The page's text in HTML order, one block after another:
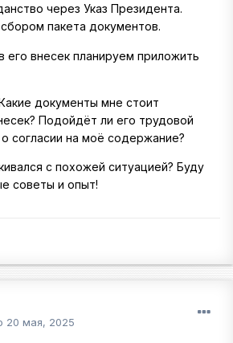
через Указ Президента.
пакета документов.
его внесек планируем приложить
документы мне стоит
Подойдёт ли его трудовой
согласии на моё содержание?
с похожей ситуацией? Буду
советы и опыт!
20 мая, 2025